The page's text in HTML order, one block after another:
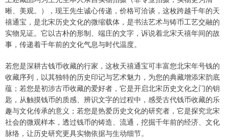
晰、美观。），现王先生诚心传递，价格可洽谈，这枚跨越千年的天
禧通宝，是北宋历史文化的微缩载体，是书法艺术与铸币工艺交融的
实物见证。它以古朴的形制、端庄的文字，诉说着北宋天禧年间的故
事，传递着千年前的文化气息与时代温度。
若您是深耕古钱币收藏的行家，这枚天禧通宝可丰富您北宋年号钱的
收藏序列，以其独特的历史印记与艺术魅力，为您的典藏增添宋韵底
蕴；若您是初涉古币收藏的爱好者，它是开启北宋历史文化之门的钥
匙，从触摸钱币的质感、辨识文字的过程中，感受古代钱币收藏的乐
趣与文化传承的意义；若您是热爱历史文化的研究者，它是探究北宋
社会的微观样本，透过钱币的铸造、流通，挖掘千年前的经济、文化
脉络，让历史研究更具实物依据与生动细节。